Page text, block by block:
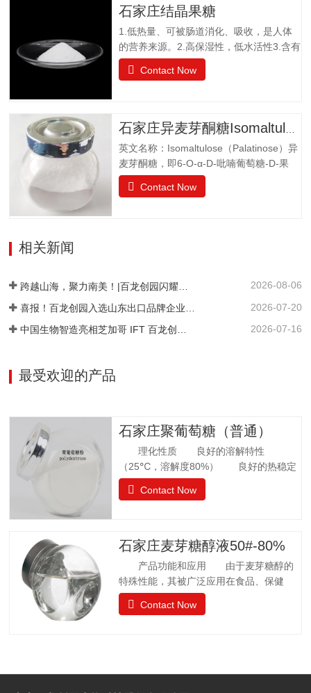
口感清爽，无异味；作为普通食品生产经
营。物理特性：甜度为蔗糖的22%易溶于
水，溶解度为130g（20℃），不同于乙
醚、乙醇等有机溶剂保湿性和吸湿性均小
于蔗糖，但高于高果糖浆渗透压与蔗糖相
差不大水苏糖没有还原性可添加在液体食
小，效果显著，不会破坏原有食品的风
味。添加在焙烤食品中，可保持水分，…
石家庄结晶果糖
1.低热量、可被肠道消化、吸收，是人体
的营养来源。2.高保湿性，低水活性3.含有
醛基，可发生美拉德反应，使烘焙食品上
色。 4.冰点降低能力5.不易结晶性6.与其
用于功能食品、营养保健食品、冷饮食品
以及低热值食品和运动型饮料配方中。结
晶果糖质量标准GBT20882.3项目要求外观
白色晶体或结晶性粉末气味具有产品特有
的气味果糖（占干基比）/% ≥99.0干燥失
重/%≤0.5pH值4.0~7.05-羟甲基糠醛（以吸
Contact Now
石家庄异麦芽酮糖Isomaltulose（Palatinose）
英文名称：Isomaltulose（Palatinose）异
麦芽酮糖，即6-O-α-D-吡喃葡萄糖-D-果
糖，是一种结晶状的还原性二糖，由葡萄
糖与果糖以α-1,6糖苷键结合而成。分子式
能力很强。热稳定比蔗糖略差，不被大多
数细菌和酵母所发酵。遮蔽异味，平衡口
感和风味。在高温下长时间加热比蔗糖稍
易容易着色。 法规许可中国：食品添加剂
Contact Now
相关新闻
2026-08-06
2026-07-20
中国生物智造亮相芝加哥 IFT 百龙创园 S1421 展位引爆全球健康配料洽谈热潮 2026-07-16
最受欢迎的产品
石家庄聚葡萄糖（普通）
理化性质 良好的溶解特性
（25℃，溶解度80%） 良好的热稳定
性 环境湿度高，充分吸水 法规
许可 57个国家批准应用聚葡萄糖.
聚葡萄糖质量标准 GB25541-2010项目
指标聚葡萄糖中和、脱色后的聚葡萄糖.聚
葡萄糖(以干基、无灰分品计), w/%
≥90.0 干燥减量，w
Contact Now
石家庄麦芽糖醇液50#-80%
产品功能和应用 由于麦芽糖醇的
特殊性能，其被广泛应用在食品、保健
品、日常卫生品种，例如冰淇淋、果汁制
品、饼干、酱菜、糖果等。 麦芽糖醇
≤—8.0 8.0 水分 W/%1132.0 还原糖（以葡
Contact Now